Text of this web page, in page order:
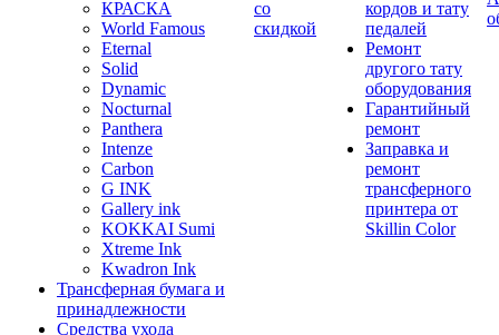
КРАСКА
World Famous
Eternal
Solid
Dynamic
Nocturnal
Panthera
Intenze
Carbon
G INK
Gallery ink
KOKKAI Sumi
Xtreme Ink
Kwadron Ink
Трансферная бумага и
принадлежности
Средства ухода
со
скидкой
кордов и тату
педалей
Ремонт
другого тату
оборудования
Гарантийный
ремонт
Заправка и
ремонт
трансферного
принтера от
Skillin Color